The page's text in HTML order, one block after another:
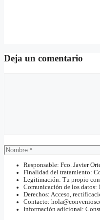
Deja un comentario
Nombre
Responsable: Fco. Javier
Finalidad del tratamiento:
Legitimación: Tu propio
Comunicación de los datos:
Derechos: Acceso,
Contacto:
Información adicional: